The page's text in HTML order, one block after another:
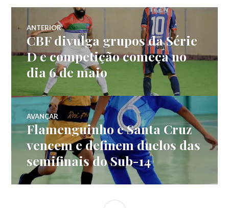
ANTERIOR
CBF divulga grupos da Série
D e competição começa no
dia 6 de maio
AVANÇAR
Flamenguinho e Santa Cruz
vencem e definem duelos das
semifinais do Sub-14